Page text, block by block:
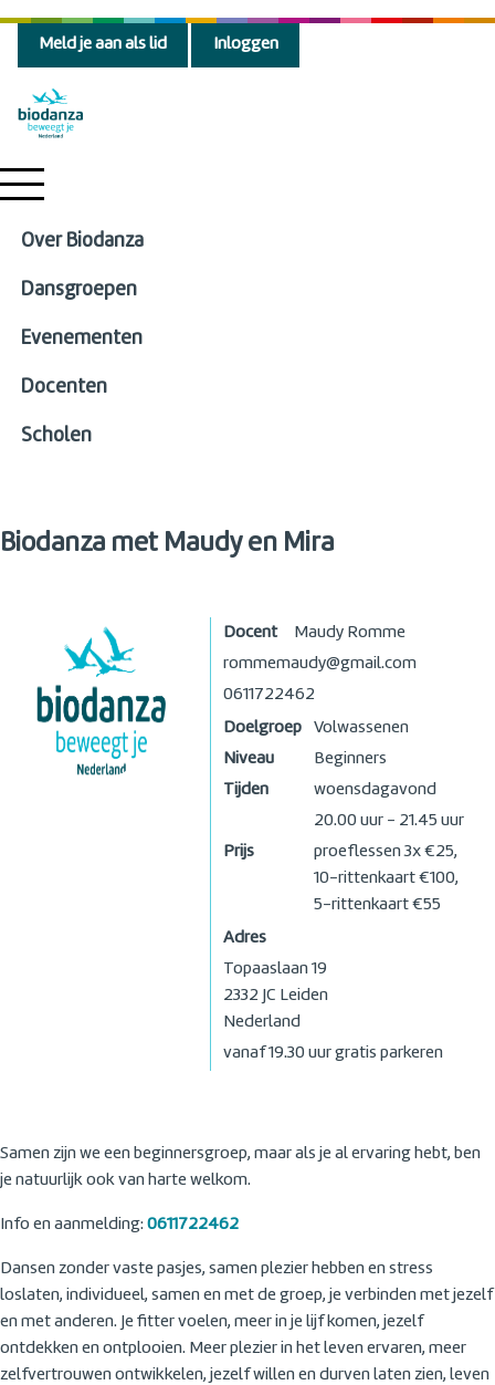
Meld je aan als lid Inloggen
Over Biodanza
Dansgroepen
Evenementen
Docenten
Scholen
Biodanza met Maudy en Mira
Docent
Maudy Romme
rommemaudy@gmail.com
0611722462
Doelgroep
Volwassenen
Niveau
Beginners
Tijden
woensdagavond
20.00 uur - 21.45 uur
Prijs
proeflessen 3x €25,
10-rittenkaart €100,
5-rittenkaart €55
Adres
Topaaslaan 19
2332 JC Leiden
Nederland
vanaf 19.30 uur gratis parkeren
Samen zijn we een beginnersgroep, maar als je al ervaring hebt, ben
je natuurlijk ook van harte welkom.
Info en aanmelding: 0611722462
Dansen zonder vaste pasjes, samen plezier hebben en stress
loslaten, individueel, samen en met de groep, je verbinden met jezelf
en met anderen. Je fitter voelen, meer in je lijf komen, jezelf
ontdekken en ontplooien. Meer plezier in het leven ervaren, meer
zelfvertrouwen ontwikkelen, jezelf willen en durven laten zien, leven